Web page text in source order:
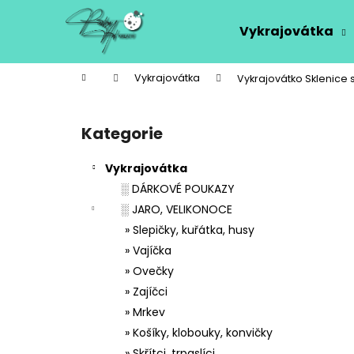
Vykrajovátka
Domů Vykrajovátka Vykrajovátko Sklenice
Přeskočit
kategorie
Kategorie
Vykrajovátka
░ DÁRKOVÉ POUKAZY
░ JARO, VELIKONOCE
» Slepičky, kuřátka, husy
» Vajíčka
» Ovečky
» Zajíčci
» Mrkev
» Košíky, klobouky, konvičky
í
Zpět
do
Zpět
do